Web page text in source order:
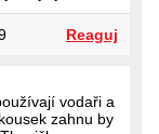
Reaguj
vodaři a
zahnu by